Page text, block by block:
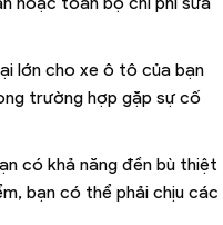
lớn cho xe ô tô của bạn
trường hợp gặp sự cố
có khả năng đền bù thiệt
bạn có thể phải chịu các